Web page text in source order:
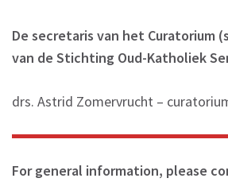
De secretaris van het Curatorium
van de Stichting Oud-Katholiek
drs. Astrid Zomervrucht –
For general information, please